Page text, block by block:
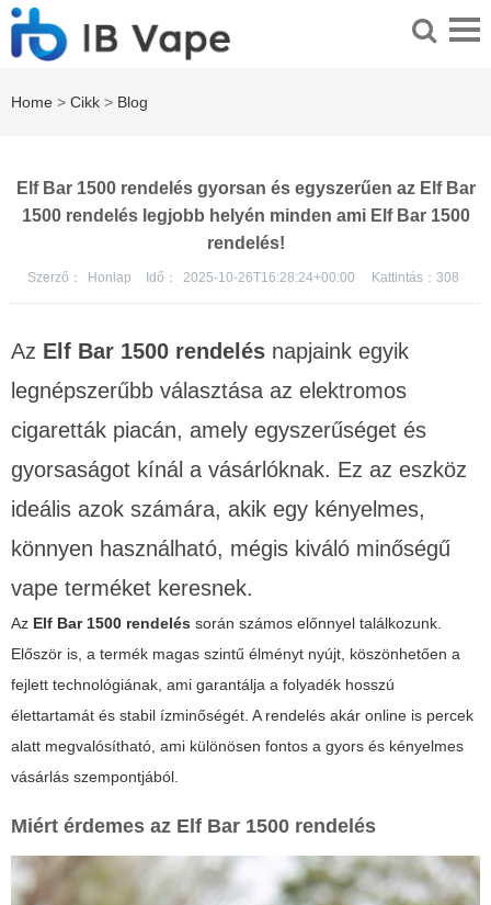
Home > Cikk > Blog
Elf Bar 1500 rendelés gyorsan és egyszerűen az Elf Bar
1500 rendelés legjobb helyén minden ami Elf Bar 1500
rendelés!
Szerző： Honlap Idő： 2025-10-26T16:28:24+00:00 Kattintás： 308
Az Elf Bar 1500 rendelés napjaink egyik
legnépszerűbb választása az elektromos
cigaretták piacán, amely egyszerűséget és
gyorsaságot kínál a vásárlóknak. Ez az eszköz
ideális azok számára, akik egy kényelmes,
könnyen használható, mégis kiváló minőségű
vape terméket keresnek.
Az Elf Bar 1500 rendelés során számos előnnyel találkozunk.
Először is, a termék magas szintű élményt nyújt, köszönhetően a
fejlett technológiának, ami garantálja a folyadék hosszú
élettartamát és stabil ízminőségét. Arendelés akár online is percek
alatt megvalósítható, ami különösen fontos a gyors és kényelmes
vásárlás szempontjából.
Miért érdemes az Elf Bar 1500 rendelés